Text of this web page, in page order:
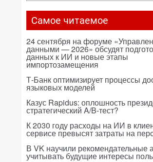
Самое читаемое
24 сентября на форуме
данными — 2026» обсудят
данных к ИИ и новые этапы
импортозамещения
Т-Банк оптимизирует процессы
языковых моделей
Казус Rapidus: оплошность
стратегический A/B-тест?
К 2030 году расходы на ИИ в
сервисе превысят затраты на
В VK научили рекомендательные
учитывать будущие интересы